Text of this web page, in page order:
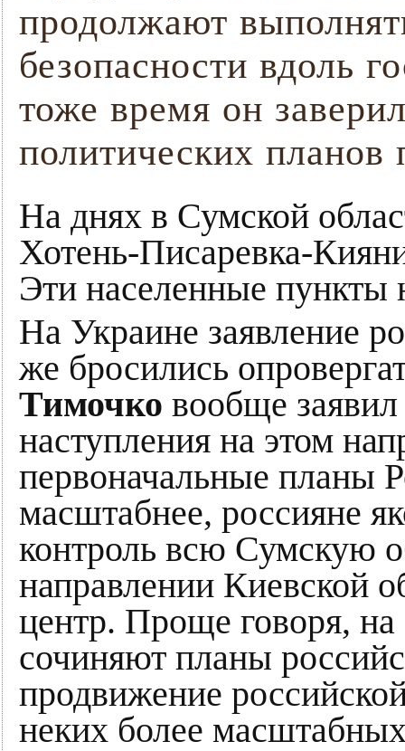
продолжают
безопасности вдоль
тоже время он
политических
На днях в Сумской
Хотень-Писаревка-
Эти населенные
На Украине заявление
же бросились
Тимочко вообще
наступления на этом
первоначальные планы
масштабнее, россияне
контроль всю Сумскую
направлении Киевской
центр. Проще говоря,
сочиняют планы
продвижение
неких более